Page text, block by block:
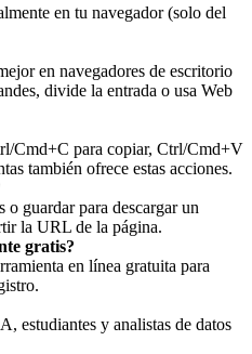
en tu navegador (solo del
en navegadores de escritorio
divide la entrada o usa Web
Cmd+C para copiar, Ctrl/Cmd+V
también ofrece estas acciones.
guardar para descargar un
la URL de la página.
gratis?
en línea gratuita para
estudiantes y analistas de datos